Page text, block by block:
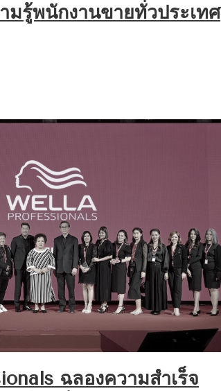
มรู้พนักงานขายทั่วประเทศ
ฉลองความสำเร็จ